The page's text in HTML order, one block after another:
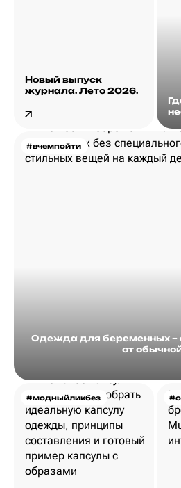
Новый выпуск
журнала. Лето 2026.
#вчемпойти
Одежда для беременных –
от
#модныйликбез